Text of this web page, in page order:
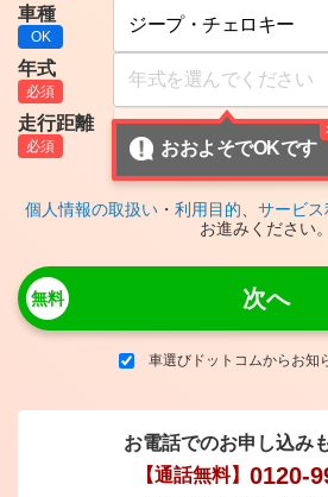
車種
年式
おおよそでOKです
走行距離
個人情報の取扱い ・ 利用目的 サービ
お進みください。
次へ
車選びドットコムからお知
お電話でのお申し込み
【通話無料】 0120-